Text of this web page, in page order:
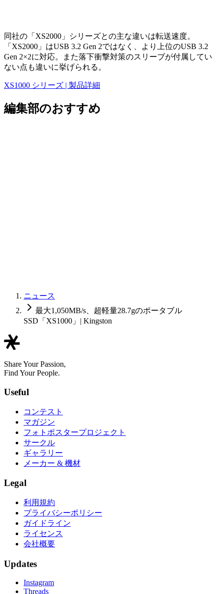
同社の「XS2000」シリーズとの主な違いは転送速度。
「XS2000」はUSB 3.2 Gen 2ではなく、より上位のUSB 3.2
Gen 2×2に対応。また落下衝撃対策のスリーブが付属してい
ない点も違いに挙げられる。
XS1000 シリーズ | 製品詳細
編集部のおすすめ
ニュース
最大1,050MB/s、超軽量28.7gのポータブル
SSD「XS1000」| Kingston
Share Your Passion,
Find Your People.
Useful
コンテスト
マガジン
フォトポスタープロジェクト
サークル
ギャラリー
メーカー & 機材
Legal
利用規約
プライバシーポリシー
ガイドライン
ライセンス
会社概要
Updates
Instagram
Threads